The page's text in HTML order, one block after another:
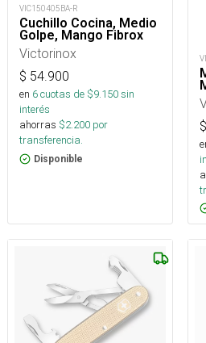
VIC150405BA-R
Cuchillo Cocina, Medio
Golpe, Mango Fibrox
Victorinox
$ 54.900
en 6cuotas de $9.150sin
interés
ahorras $2.200 por
transferencia.
Disponible
$